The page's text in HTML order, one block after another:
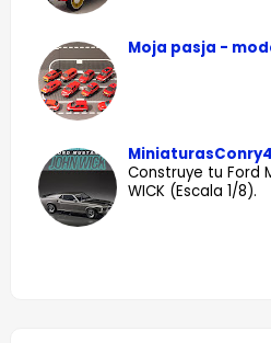
Moja pasja -
Construye tu Ford
WICK (Escala 1/8).